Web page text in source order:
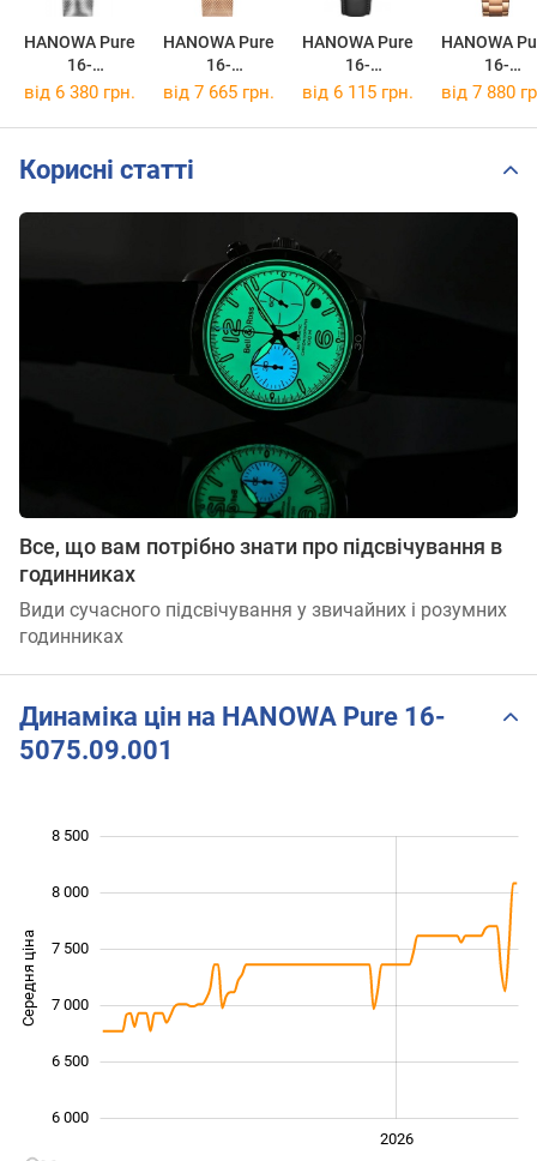
HANOWA Pure
16-
3075.04.007
HANOWA Pure
16-
3075.09.001
HANOWA Pure
16-
4075.04.001
HANOWA
16-
від 6 380 грн. від 7 665 грн. від 6 115 грн. від 7 880
Корисні статті
Все, що вам потрібно знати про підсвічування в
годинниках
Види сучасного підсвічування у звичайних і розумних
годинниках
Динаміка цін на HANOWA Pure 16-
5075.09.001
Середня ціна
6 000
6 500
7 000
7 500
8 000
8 500
2026